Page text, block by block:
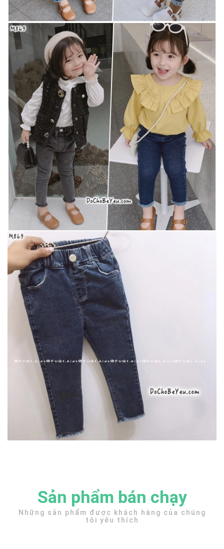
Sản phẩm bán chạy
Những sản phẩm được khách hàng của chúng
tôi yêu thích